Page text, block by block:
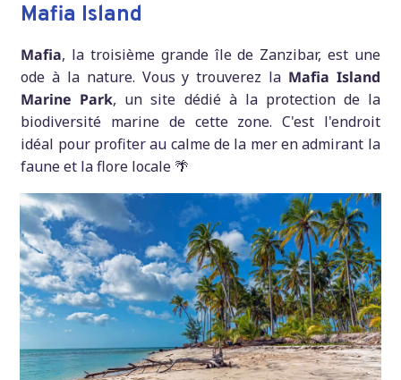
Mafia Island
Mafia, la troisième grande île de Zanzibar, est une
ode à la nature. Vous y trouverez la Mafia Island
Marine Park, un site dédié à la protection de la
biodiversité marine de cette zone. C'est l'endroit
idéal pour profiter au calme de la mer en admirant la
faune et la flore locale 🌴